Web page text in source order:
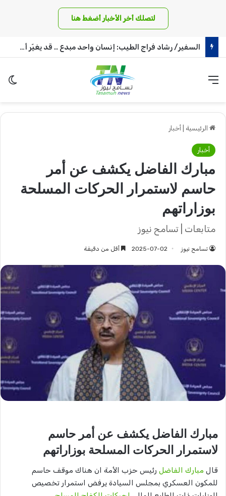
لتصلك أخر الأخبار أضغط هنا
د. ياسر محجوب الحسين: حكومة الظل بالمقلوب
القائمة
الرئيسية أخبار
أخبار
مبارك الفاضل يكشف عن أمر
حاسم لاستمرار الحركات المسلحة
بوزاراتهم
متابعات | تسامح نيوز
تسامح نيوز 2025-07-02 أقل من دقيقة
مبارك الفاضل يكشف عن أمر حاسم
لاستمرار الحركات المسلحة بوزاراتهم
قال مبارك الفاضل رئيس حزب الأمة ان هناك موقف حاسم
للمكون العسكري بمجلس السيادة يرفض استمرار تخصيص